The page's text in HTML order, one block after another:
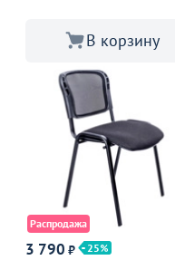
В корзину
Распродажа
3 790 ₽
25